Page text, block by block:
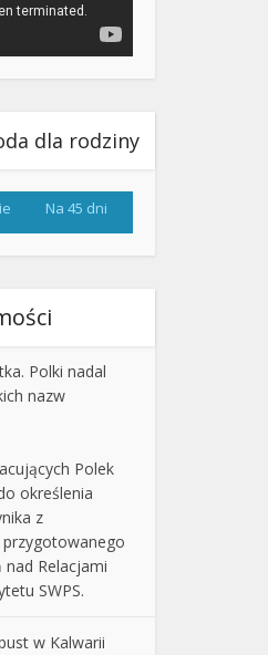
dla rodziny
Na 45 dni
Polki nadal
nazw
Polek
określenia
z
Relacjami
SWPS.
w Kalwarii